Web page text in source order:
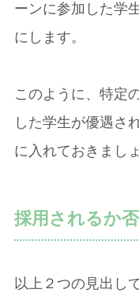
ーンに参加した学
にします。
このように、特定
した学生が優遇さ
に入れておきましょ
採用されるか
以上２つの見出し